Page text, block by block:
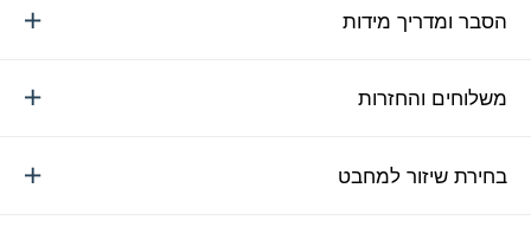
הסבר ומדריך מידות
משלוחים והחזרות
בחירת שיזור למחבט